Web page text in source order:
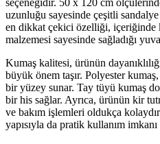
seçeneğidir. 50 x 120 cm
uzunluğu sayesinde çeşitli
en dikkat çekici özelliği, içeriğinde
malzemesi sayesinde sağladığı
Kumaş kalitesi, ürünün
büyük önem taşır. Polyester
bir yüzey sunar. Tay tüyü kumaş
bir his sağlar. Ayrıca, ürünün kir
ve bakım işlemleri oldukça
yapısıyla da pratik kullanım imkanı